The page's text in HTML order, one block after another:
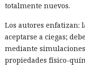
totalmente nuevos.
Los autores enfatizan:
aceptarse a ciegas;
mediante
propiedades físico-